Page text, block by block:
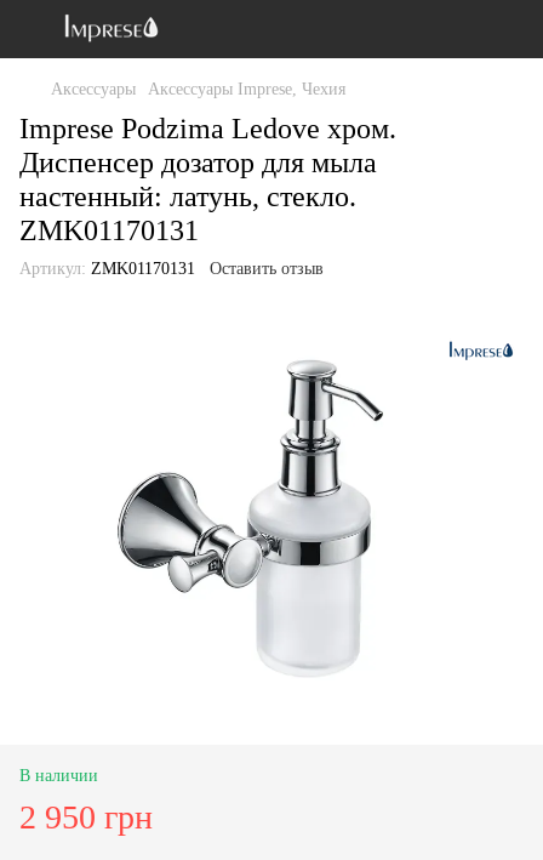
Аксессуары Аксессуары Imprese, Чехия
Imprese Podzima Ledove хром.
Диспенсер дозатор для мыла
настенный: латунь, стекло.
ZMK01170131
Артикул: ZMK01170131 Оставить отзыв
В наличии
2 950 грн